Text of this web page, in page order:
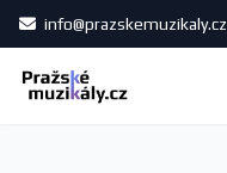
info@prazskemuzikaly.cz